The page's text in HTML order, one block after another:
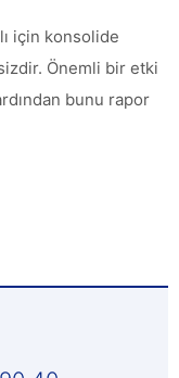
için konsolide
Önemli bir etki
bunu rapor